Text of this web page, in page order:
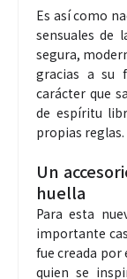
Es así como
sensuales de
segura,
gracias a su
carácter que
de espíritu
propias reglas.
Un
huella
Para esta
importante
fue creada
quien se